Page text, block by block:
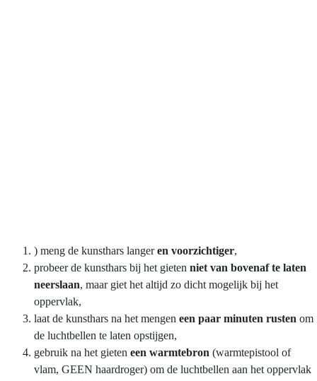
) meng de kunsthars langeren voorzichtiger,
probeer de kunsthars bij het gieten niet van bovenaf te laten
neerslaan, maar giet het altijd zo dicht mogelijk bij het
oppervlak,
laat de kunsthars na het mengen een paar minuten rusten om
de luchtbellen te laten opstijgen,
gebruik na het gieten een warmtebron (warmtepistool of
vlam, GEEN haardroger) om de luchtbellen aan het oppervlak